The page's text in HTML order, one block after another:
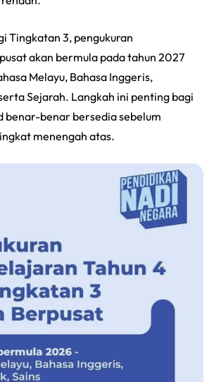
Tingkatan 3, pengukuran
akan bermula pada tahun 2027
Melayu, Bahasa Inggeris,
Sejarah. Langkah ini penting bagi
benar-benar bersedia sebelum
menengah atas.